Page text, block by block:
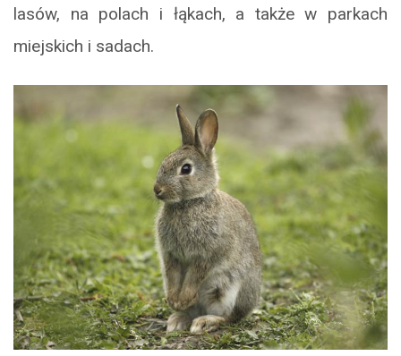
lasów, na polach i łąkach, a także w parkach
miejskich i sadach.